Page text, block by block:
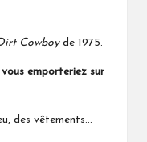
Cowboyde 1975.
emporteriez sur
des vêtements…